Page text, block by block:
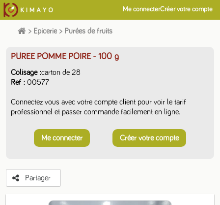
Me connecterCréer votre compte
> Epicerie > Purées de fruits
PUREE POMME POIRE - 100 g
Colisage carton de 28
Ref
00577
Connectez vous avec votre compte client pour voir le tarif
professionnel et passer commande facilement en ligne.
Me connecter Créer votre compte
Partager